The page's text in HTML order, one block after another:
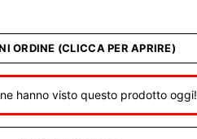
ORDINE (CLICCA PER APRIRE)
hanno visto questo prodotto oggi!